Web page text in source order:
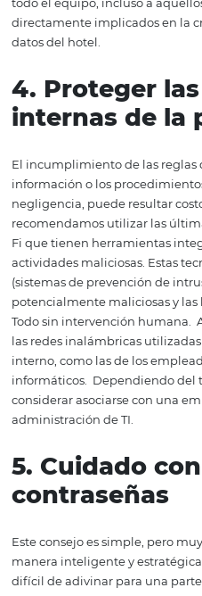
Uno de los compromisos
tus datos. Las
por ejemplo, deben tener
suceder.
2.
la
La adopción de un
dedatospermite que la
sea mucho más confiable
Así, todas las áreas de su
etc.) podrán capturar,
adecuadamente la
3. Ofrecer
seguridad
No saber operar equipos,
recursos informáticos,